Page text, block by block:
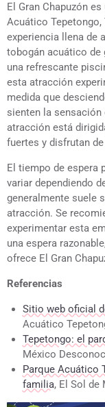
El Gran Chapuzón
Acuático
experiencia llena de
tobogán acuático de
una refrescante
esta atracción
medida que
sienten la sensación
atracción está
fuertes y disfrutan
El tiempo de espera
variar dependiendo
generalmente suele
atracción. Se
experimentar esta
una espera
ofrece El Gran
Referencias
Sitio web oficial
Acuático
Tepetongo: el
México
Parque Acuático
familia, El Sol de